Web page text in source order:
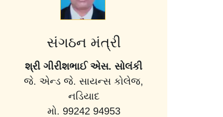
સંગઠન મંત્રી
શ્રી ગીરીશભાઈ એસ. સોલંકી
જે. એન્ડ જે. સાયન્સ કોલેજ,
નડિયાદ
મો. 99242 94953